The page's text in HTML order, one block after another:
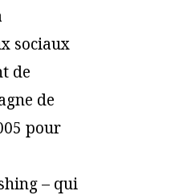
sociaux
de
de
pour
– qui